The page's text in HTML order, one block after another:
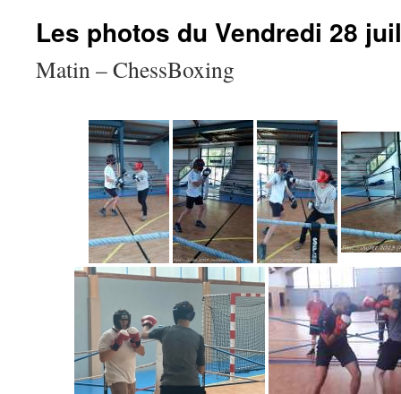
Les photos du Vendredi 28
Matin – ChessBoxing